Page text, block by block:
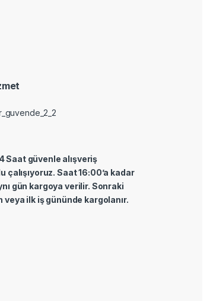
Saat güvenle alışveriş
Saat 16:00’a kadar
gün kargoya verilir. Sonraki
ilk iş gününde kargolanır.